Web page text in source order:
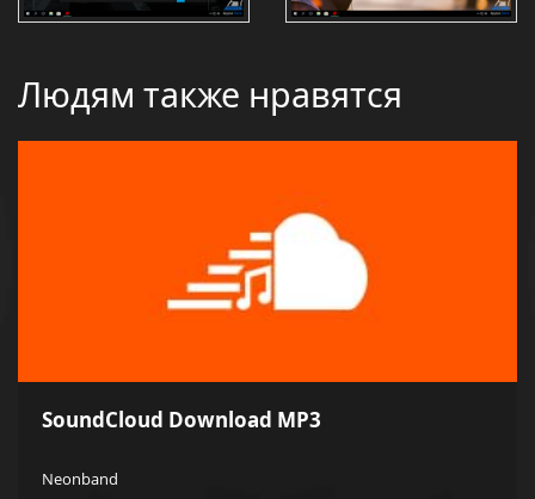
Людям также нравятся
SoundCloud Download MP3
Neonband